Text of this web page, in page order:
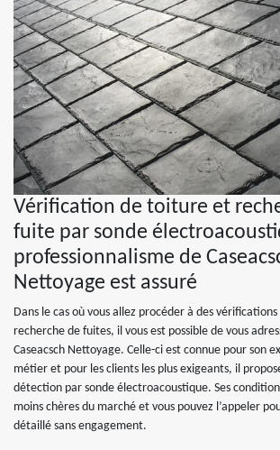
Vérification de toiture et
fuite par sonde
professionnalisme de
Nettoyage est assuré
Dans le cas où vous allez procéder à des
recherche de fuites, il vous est possible de vous
Caseacsch Nettoyage. Celle-ci est connue pour son
métier et pour les clients les plus exigeants, il
détection par sonde électroacoustique. Ses
moins chères du marché et vous pouvez l’appeler
détaillé sans engagement.